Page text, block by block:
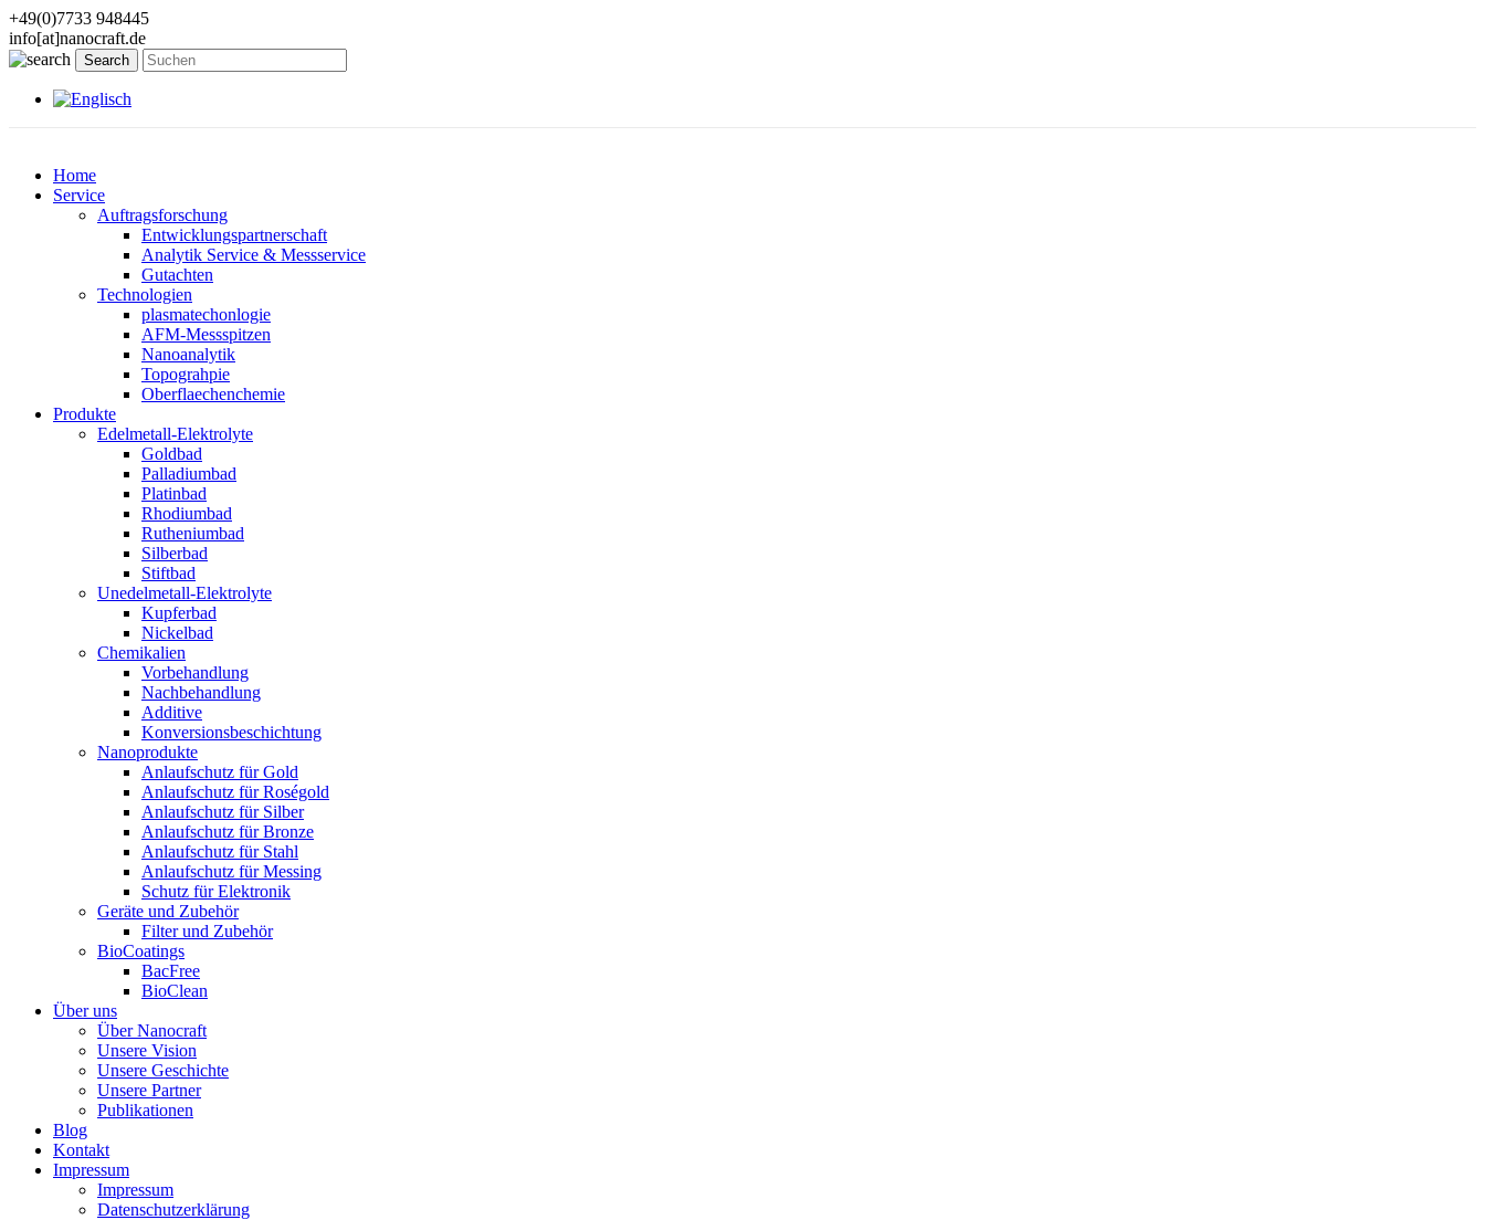
+49(0)7733 948445
info[at]nanocraft.de
Home
Service
Auftragsforschung
Entwicklungspartnerschaft
Analytik Service & Messservice
Gutachten
Technologien
plasmatechonlogie
AFM-Messspitzen
Nanoanalytik
Topograhpie
Oberflaechenchemie
Produkte
Edelmetall-Elektrolyte
Goldbad
Palladiumbad
Platinbad
Rhodiumbad
Rutheniumbad
Silberbad
Stiftbad
Unedelmetall-Elektrolyte
Kupferbad
Nickelbad
Chemikalien
Vorbehandlung
Nachbehandlung
Additive
Konversionsbeschichtung
Nanoprodukte
Anlaufschutz für Gold
Anlaufschutz für Roségold
Anlaufschutz für Silber
Anlaufschutz für Bronze
Anlaufschutz für Stahl
Anlaufschutz für Messing
Schutz für Elektronik
Geräte und Zubehör
Filter und Zubehör
BioCoatings
BacFree
BioClean
Über uns
Über Nanocraft
Unsere Vision
Unsere Geschichte
Unsere Partner
Publikationen
Blog
Kontakt
Impressum
Impressum
Datenschutzerklärung